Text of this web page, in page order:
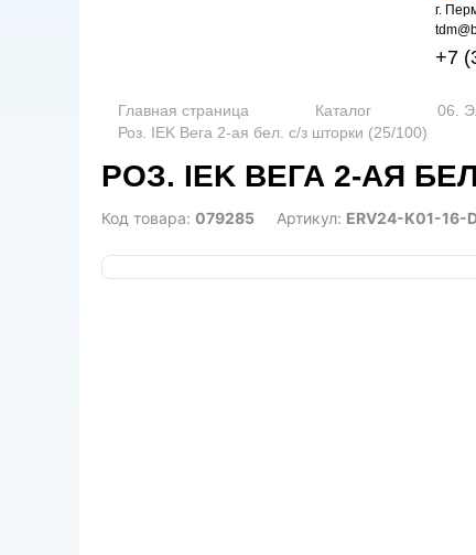
г.
+7
Главная страница Каталог 06.
Роз. IEK Вега 2-ая бел. с/з шторки (25/100)
РОЗ. IEK ВЕГА 2-АЯ
Код товара: 079285 Артикул: ERV24-K01-16-